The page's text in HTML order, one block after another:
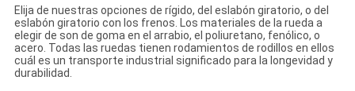
Elija de nuestras opciones de rígido, del eslabón giratorio, o del
eslabón giratorio con los frenos. Los materiales de la rueda a
elegir de son de goma en el arrabio, el poliuretano, fenólico, o
acero. Todas las ruedas tienen rodamientos de rodillos en ellos
cuál es un transporte industrial significado para la longevidad y
durabilidad.